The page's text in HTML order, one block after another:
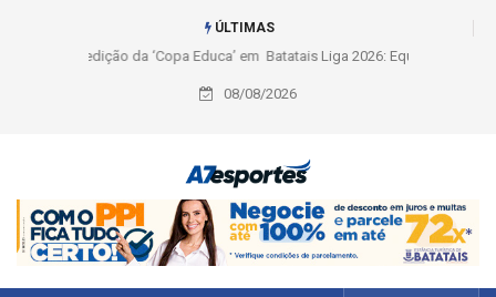
ÚLTIMAS
Liga 2026: Equipes rompem com a LABE na Série Ouro e entidade define
a 2° fase, times e formato
08/08/2026